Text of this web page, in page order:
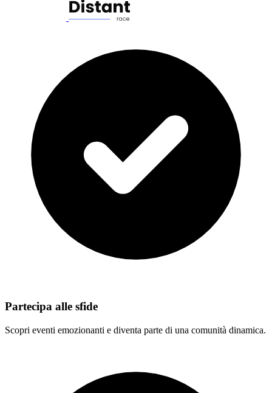
Partecipa alle sfide
Scopri eventi emozionanti e diventa parte di una comunità dinamica.